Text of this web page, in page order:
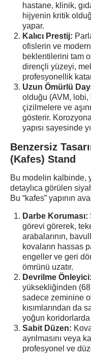
hastane, klinik,
hijyenin kritik
yapar.
Kalıcı Prestij:
ofislerin ve
beklentilerini tam
dirençli yüzeyi,
profesyonellik
Uzun Ömürlü
olduğu (AVM,
çizilmelere ve
gösterir.
yapısı sayesinde
Benzersiz
(Kafes) Stand
Bu modelin kalbinde,
detaylıca görülen
Bu “kafes” yapının
Darbe Koruması:
görevi görerek,
arabalarının,
kovaların hassas
engeller ve geri
ömrünü uzatır.
Devrilme Önleyici:
yüksekliğinden (68
sadece zeminine
kısımlarından da
yoğun
Sabit Düzen:
ayrılmasını veya
profesyonel ve